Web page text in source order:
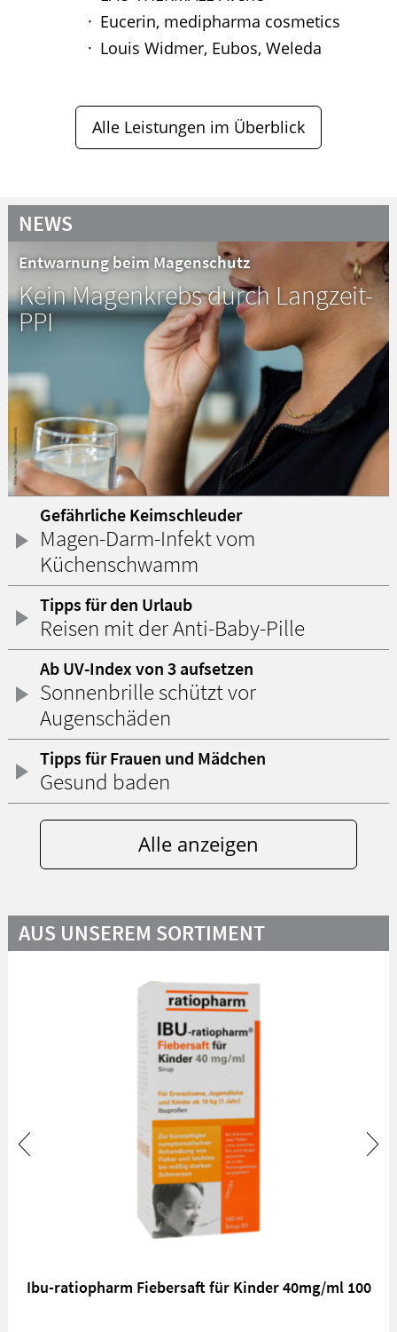
Eucerin, medipharma cosmetics
Louis Widmer, Eubos, Weleda
Alle Leistungen im Überblick
NEWS
Entwarnung beim Magenschutz
Kein Magenkrebs durch Langzeit-
PPI
Gefährliche Keimschleuder
Magen-Darm-Infekt vom
Küchenschwamm
Tipps für den Urlaub
Reisen mit der Anti-Baby-Pille
Ab UV-Index von 3 aufsetzen
Sonnenbrille schützt vor
Augenschäden
Tipps für Frauen und Mädchen
Gesund baden
Alle anzeigen
AUS UNSEREM SORTIMENT
Ibu-ratiopharm Fiebersaft für Kinder 40mg/ml 100